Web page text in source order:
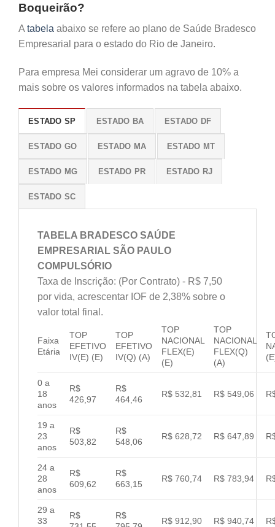
Boqueirão?
A tabela abaixo se refere ao plano de Saúde Bradesco
Empresarial para o estado do Rio de Janeiro.
Para empresa Mei considerar um agravo de 10% a
mais sobre os valores informados na tabela abaixo.
ESTADO SP ESTADO BA ESTADO DF
ESTADO GO ESTADO MA ESTADO MT
ESTADO MG ESTADO PR ESTADO RJ
ESTADO SC
TABELA BRADESCO SAÚDE
EMPRESARIAL SÃO PAULO
COMPULSÓRIO
Taxa de Inscrição: (Por Contrato) - R$ 7,50
por vida, acrescentar IOF de 2,38% sobre o
valor total final.
Faixa
Etária
TOP
EFETIVO
IV(E) (E)
TOP
EFETIVO
IV(Q) (A)
TOP
NACIONAL
FLEX(E)
(E)
TOP
NACIONAL
FLEX(Q)
(A)
0 a
18
anos
R$
426,97
R$
464,46
R$ 532,81 R$ 549,06
19 a
23
anos
R$
503,82
R$
548,06
R$ 628,72 R$ 647,89
24 a
28
anos
R$
609,62
R$
663,15
R$ 760,74 R$ 783,94
29 a
33
R$
R$
R$ 912,90 R$ 940,74